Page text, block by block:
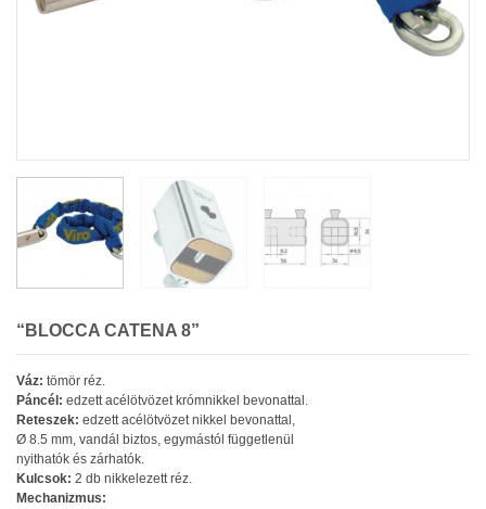
“BLOCCA CATENA 8”
Váz: tömör réz.
Páncél: edzett acélötvözet krómnikkel bevonattal.
Reteszek: edzett acélötvözet nikkel bevonattal,
Ø 8.5 mm, vandál biztos, egymástól függetlenül
nyithatók és zárhatók.
Kulcsok: 2 db nikkelezett réz.
Mechanizmus: